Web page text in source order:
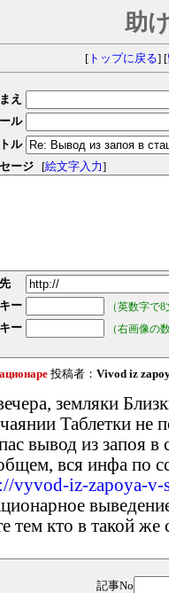
助
[トップに戻る] [
え
ル
ル
ージ
[絵文字入力]
ー
（英数字で
ー （右画像の
投稿者： Vivod iz
земляки
Таблетки не
вывод из запоя
вся инфа по
vyvod-iz-zapoya-
тем кто в такой же
記事No